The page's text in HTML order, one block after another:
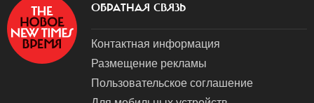
ОБРАТНАЯ СВЯЗЬ
Контактная информация
Размещение рекламы
Пользовательское соглашение